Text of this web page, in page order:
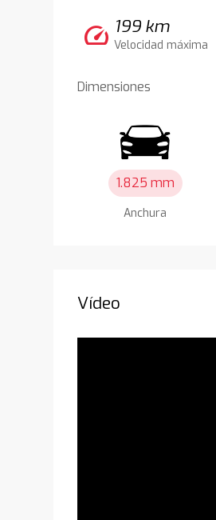
speed 199 km
Velocidad máxima
Dimensiones
1.825 mm
Anchura
Vídeo